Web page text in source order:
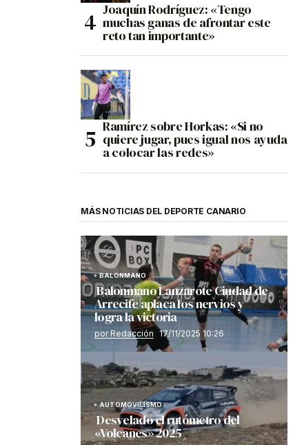
Joaquín Rodríguez: «Tengo
muchas ganas de afrontar este
reto tan importante»
Ramírez sobre Horkas: «Si no
quiere jugar, pues igual nos ayuda
a colocar las redes»
MÁS NOTICIAS DEL DEPORTE CANARIO
BALONMANO
Balonmano Lanzarote Ciudad de
Arrecife aplaca los nervios y
logra la victoria
por Redacción 17/11/2025 10:26
AUTOMOVILISMO
Desvelado el rutómetro del
«Volcanes» 2025